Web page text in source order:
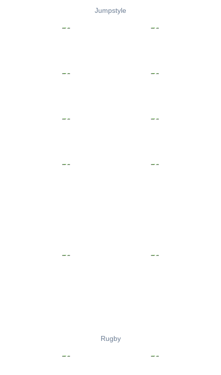
Jumpstyle
Rugby